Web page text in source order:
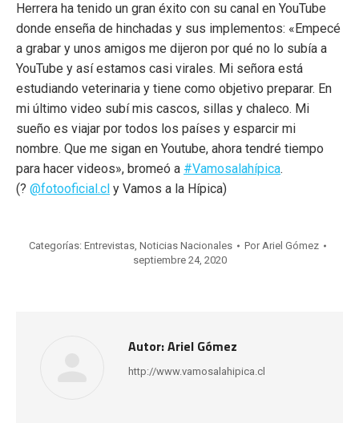
Herrera ha tenido un gran éxito con su canal en YouTube
donde enseña de hinchadas y sus implementos: «Empecé
a grabar y unos amigos me dijeron por qué no lo subía a
YouTube y así estamos casi virales. Mi señora está
estudiando veterinaria y tiene como objetivo preparar. En
mi último video subí mis cascos, sillas y chaleco. Mi
sueño es viajar por todos los países y esparcir mi
nombre. Que me sigan en Youtube, ahora tendré tiempo
para hacer videos», bromeó a #Vamosalahípica.
(? @fotooficial.cl y Vamos a la Hípica)
Categorías: Entrevistas, Noticias Nacionales PorAriel Gómez
septiembre 24, 2020
Autor:Ariel Gómez
http://www.vamosalahipica.cl